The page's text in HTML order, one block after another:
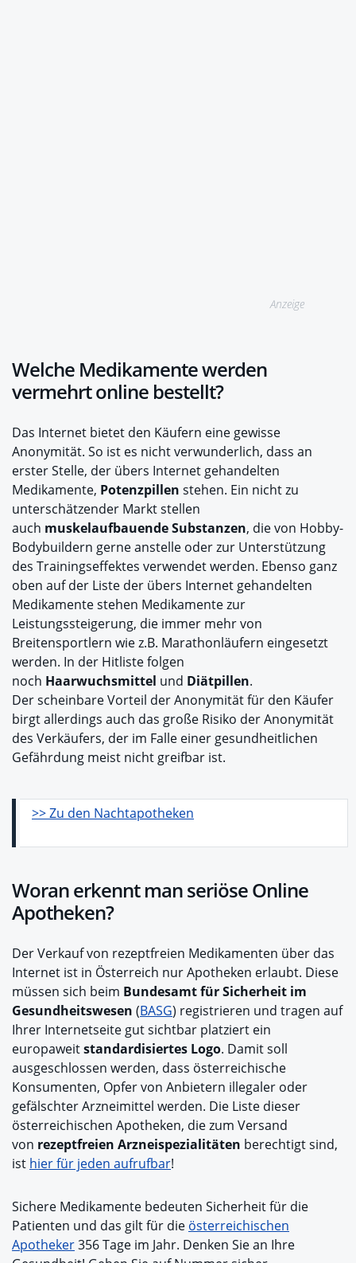
Anzeige
Welche Medikamente werden
vermehrt online bestellt?
Das Internet bietet den Käufern eine gewisse
Anonymität. So ist es nicht verwunderlich, dass an
erster Stelle, der übers Internet gehandelten
Medikamente, Potenzpillen stehen. Ein nicht zu
unterschätzender Markt stellen
auch muskelaufbauende Substanzen, die von Hobby-
Bodybuildern gerne anstelle oder zur Unterstützung
des Trainingseffektes verwendet werden. Ebenso ganz
oben auf der Liste der übers Internet gehandelten
Medikamente stehen Medikamente zur
Leistungssteigerung, die immer mehr von
Breitensportlern wie z.B. Marathonläufern eingesetzt
werden. In der Hitliste folgen
noch Haarwuchsmittel und Diätpillen.
Der scheinbare Vorteil der Anonymität für den Käufer
birgt allerdings auch das große Risiko der Anonymität
des Verkäufers, der im Falle einer gesundheitlichen
Gefährdung meist nicht greifbar ist.
>> Zu den Nachtapotheken
Woran erkennt man seriöse Online
Apotheken?
Der Verkauf von rezeptfreien Medikamenten über das
Internet ist in Österreich nur Apotheken erlaubt. Diese
müssen sich beim Bundesamt für Sicherheit im
Gesundheitswesen (BASG) registrieren und tragen auf
Ihrer Internetseite gut sichtbar platziert ein
europaweitstandardisiertes Logo. Damit soll
ausgeschlossen werden, dass österreichische
Konsumenten, Opfer von Anbietern illegaler oder
gefälschter Arzneimittel werden. Die Liste dieser
österreichischen Apotheken, die zum Versand
von rezeptfreien Arzneispezialitäten berechtigt sind,
ist hier für jeden aufrufbar!
Sichere Medikamente bedeuten Sicherheit für die
Patienten und das gilt für die österreichischen
Apotheker356 Tage im Jahr. Denken Sie an Ihre